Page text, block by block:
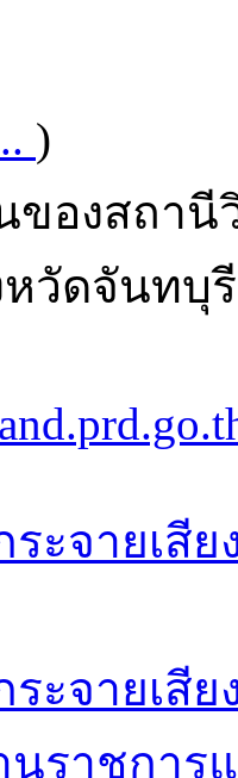
)
องสถานี
หวัดจันทบุ
ะจายเสีย
ะจายเสีย
นราชการ